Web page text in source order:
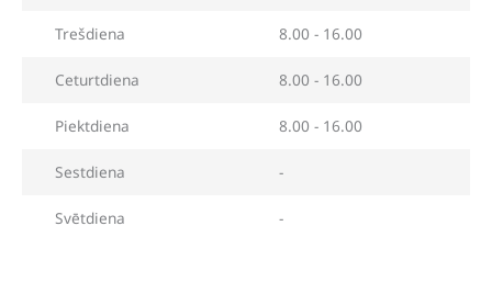
Trešdiena 8.00 - 16.00
Ceturtdiena 8.00 - 16.00
Piektdiena 8.00 - 16.00
Sestdiena -
Svētdiena -